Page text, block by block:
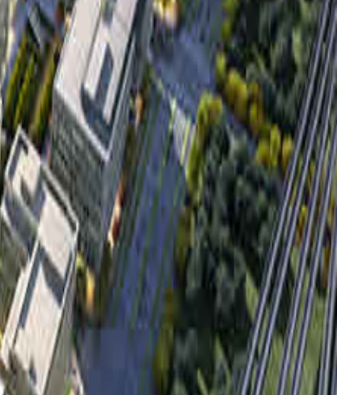
的镜湖低密社区。春
韵味，还原绍兴名仕